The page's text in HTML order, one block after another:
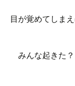
目が覚めてしま
みんな起きた？